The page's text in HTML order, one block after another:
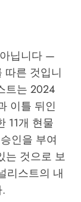
닙니다 —
따른 것입니
트는 2024
이틀 뒤인
11개 현물
인을 부여
는 것으로 보
리스트의 내